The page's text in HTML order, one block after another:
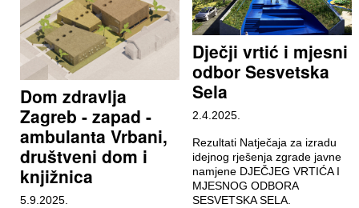
Dom zdravlja
Zagreb - zapad -
ambulanta Vrbani,
društveni dom i
knjižnica
5.9.2025.
Dječji vrtić i mjesni
odbor Sesvetska
Sela
2.4.2025.
Rezultati Natječaja za izradu
idejnog rješenja zgrade javne
namjene DJEČJEG VRTIĆA I
MJESNOG ODBORA
SESVETSKA SELA.